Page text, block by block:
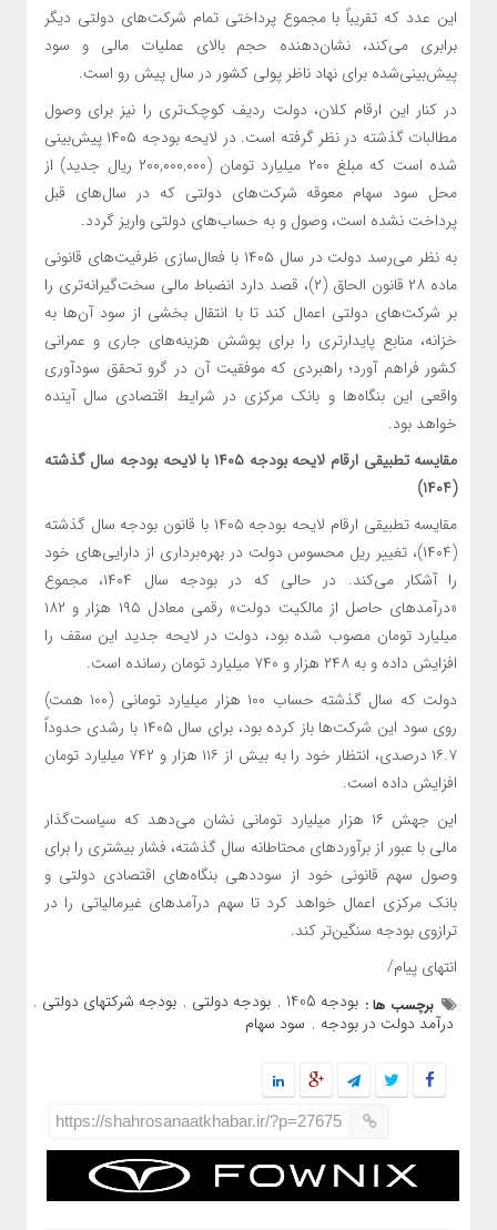
این عدد که تقریباً با مجموع پرداختی تمام شرکت‌های دولتی دیگر
برابری می‌کند، نشان‌دهنده حجم بالای عملیات مالی و سود
پیش‌بینی‌شده برای نهاد ناظر پولی کشور در سال پیش رو است.
در کنار این ارقام کلان، دولت ردیف کوچک‌تری را نیز برای وصول
مطالبات گذشته در نظر گرفته است. در لایحه بودجه
پیش‌بینی
شده است که مبلغ ۲۰۰ میلیارد تومان (۲۰۰,۰۰۰,۰۰۰ ریال جدید) از
محل سود سهام معوقه شرکت‌های دولتی که در سال‌های قبل
پرداخت نشده است، وصول و به حساب‌های دولتی واریز گردد.
به نظر می‌رسد دولت در سال ۱۴۰۵ با فعال‌سازی ظرفیت‌های قانونی
ماده ۲۸ قانون الحاق (۲)، قصد دارد انضباط مالی سخت‌گیرانه‌تری را
بر شرکت‌های دولتی اعمال کند تا با انتقال بخشی از سود آن‌ها به
خزانه، منابع پایدارتری را برای پوشش هزینه‌های جاری و عمرانی
کشور فراهم آورد؛ راهبردی که موفقیت آن در گرو تحقق سودآوری
واقعی این بنگاه‌ها و بانک مرکزی در شرایط اقتصادی سال آینده
خواهد بود.
مقایسه تطبیقی ارقام لایحه بودجه
با لایحه بودجه سال گذشته
(۱۴۰۴)
مقایسه تطبیقی ارقام لایحه بودجه
با قانون بودجه سال گذشته
(۱۴۰۴)، تغییر ریل محسوس دولت در بهره‌برداری از دارایی‌های خود
را آشکار می‌کند. در حالی که در بودجه سال ۱۴۰۴، مجموع
«درآمدهای حاصل از مالکیت دولت» رقمی معادل ۱۹۵ هزار و ۱۸۲
میلیارد تومان مصوب شده بود، دولت در لایحه جدید این سقف را
افزایش داده و به ۲۴۸ هزار و ۷۴۰ میلیارد تومان رسانده است.
دولت که سال گذشته حساب ۱۰۰ هزار میلیارد تومانی (۱۰۰ همت)
روی سود این شرکت‌ها باز کرده بود، برای سال ۱۴۰۵ با رشدی حدوداً
۱۶.۷ درصدی، انتظار خود را به بیش از ۱۱۶ هزار و ۷۴۲ میلیارد تومان
افزایش داده است.
این جهش ۱۶ هزار میلیارد تومانی نشان می‌دهد که سیاست‌گذار
مالی با عبور از برآوردهای محتاطانه سال گذشته، فشار بیشتری را برای
وصول سهم قانونی خود از سوددهی بنگاه‌های اقتصادی دولتی و
بانک مرکزی اعمال خواهد کرد تا سهم درآمدهای غیرمالیاتی را در
ترازوی بودجه سنگین‌تر کند.
انتهای پیام/
برچسب ها : بودجه 1405 , بودجه دولتی , بودجه شرکتهای دولتی ,
درآمد دولت در بودجه , سود سهام
https://shahrosanaatkhabar.ir/?p=27675